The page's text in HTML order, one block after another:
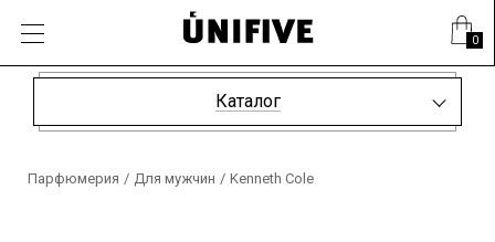
0
Каталог
Парфюмерия / Для мужчин / Kenneth Cole